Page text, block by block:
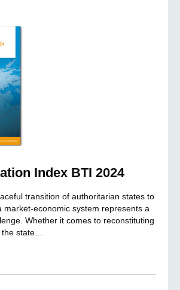
Index BTI 2024
transition of authoritarian states to
market-economic system represents a
Whether it comes to reconstituting
state…